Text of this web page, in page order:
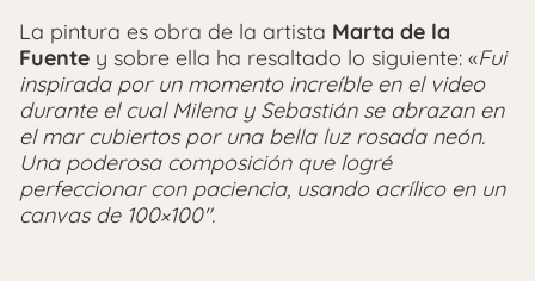
La pintura es obra de la artista Marta de la
Fuente y sobre ella ha resaltado lo siguiente: «Fui
inspirada por un momento increíble en el video
durante el cual Milena y Sebastián se abrazan en
el mar cubiertos por una bella luz rosada neón.
Una poderosa composición que logré
perfeccionar con paciencia, usando acrílico en un
canvas de 100×100″.